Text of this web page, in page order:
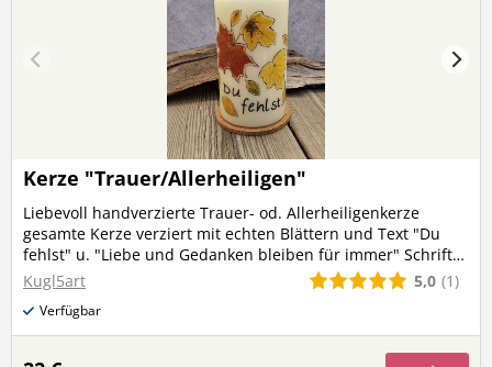
Kerze "Trauer/Allerheiligen"
Liebevoll handverzierte Trauer- od. Allerheiligenkerze
gesamte Kerze verziert mit echten Blättern und Text "Du
fehlst" u. "Liebe und Gedanken bleiben für immer" Schrift
u. schwarze Details mit Acrylfarbe gestaltet Kerzenfarbe:
elfenbein Höhe: ca. 15 cm Durchmesser: 8 cm
(Versandkosten werden bei mehreren Produkten nur
einmalig berechnet)
Kugl5art 5,0 (1)
Verfügbar